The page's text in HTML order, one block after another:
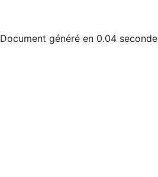
Document généré en 0.04 seconde